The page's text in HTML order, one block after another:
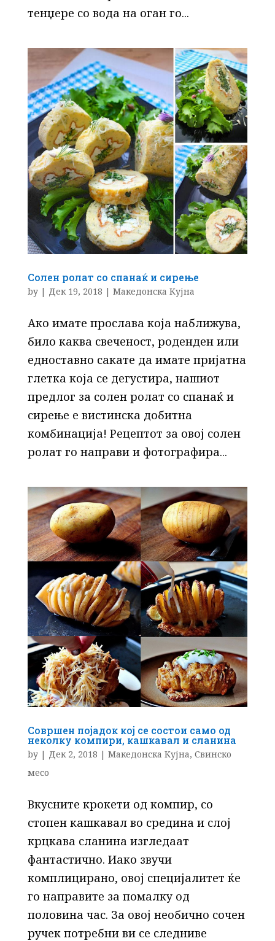
тенџере со вода на оган го...
Солен ролат со спанаќ и сирење
by | Дек 19, 2018 | Македонска Кујна
Ако имате прослава која наближува,
било каква свеченост, роденден или
едноставно сакате да имате пријатна
глетка која се дегустира, нашиот
предлог за солен ролат со спанаќ и
сирење е вистинска добитна
комбинација! Рецептот за овој солен
ролат го направи и фотографира...
Совршен појадок кој се состои само од
неколку компири, кашкавал и сланина
by | Дек 2, 2018 | Македонска Кујна, Свинско
месо
Вкусните крокети од компир, со
стопен кашкавал во средина и слој
крцкава сланина изгледаат
фантастично. Иако звучи
комплицирано, овој специјалитет ќе
го направите за помалку од
половина час. За овој необично сочен
ручек потребни ви се следниве